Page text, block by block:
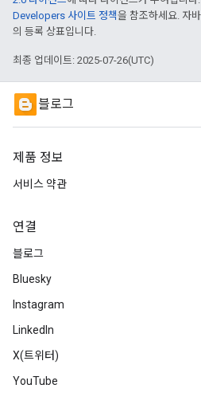
Developers 사이트 정책을 참조하세요. 자
의 등록 상표입니다.
최종 업데이트: 2025-07-26(UTC)
블로그
제품 정보
서비스 약관
연결
블로그
Bluesky
Instagram
LinkedIn
X(트위터)
YouTube